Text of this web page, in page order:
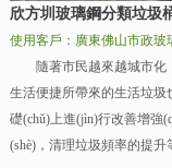
欣方圳玻璃鋼分類垃圾
使用客戶：廣東佛山市政玻
隨著市民越來越城市化，
生活便捷所帶來的生活垃圾
礎(chǔ)上進(jìn)行改善增強
(shè)，清理垃圾頻率的提升